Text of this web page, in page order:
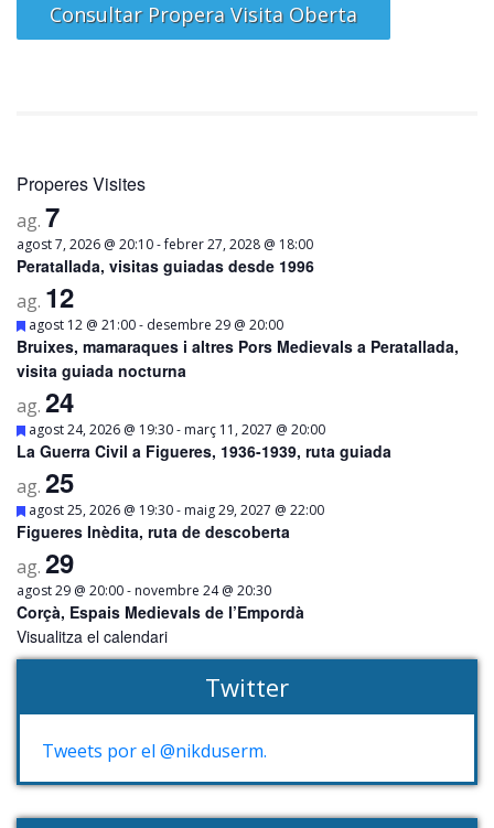
Consultar Propera Visita Oberta
Properes Visites
ag. 7
agost 7, 2026 @ 20:10-febrer 27, 2028 @ 18:00
Peratallada, visitas guiadas desde 1996
ag. 12
Destacats
agost 12 @ 21:00- desembre 29 @ 20:00
Bruixes, mamaraques i altres Pors Medievals a Peratallada,
visita guiada nocturna
ag. 24
Destacats
agost 24, 2026 @ 19:30- març 11, 2027 @ 20:00
La Guerra Civil a Figueres, 1936-1939, ruta guiada
ag. 25
Destacats
agost 25, 2026 @ 19:30- maig 29, 2027 @ 22:00
Figueres Inèdita, ruta de descoberta
ag. 29
agost 29 @ 20:00- novembre 24 @ 20:30
Corçà, Espais Medievals de l’Empordà
Visualitza el calendari
Twitter
Tweets por el @nikduserm.